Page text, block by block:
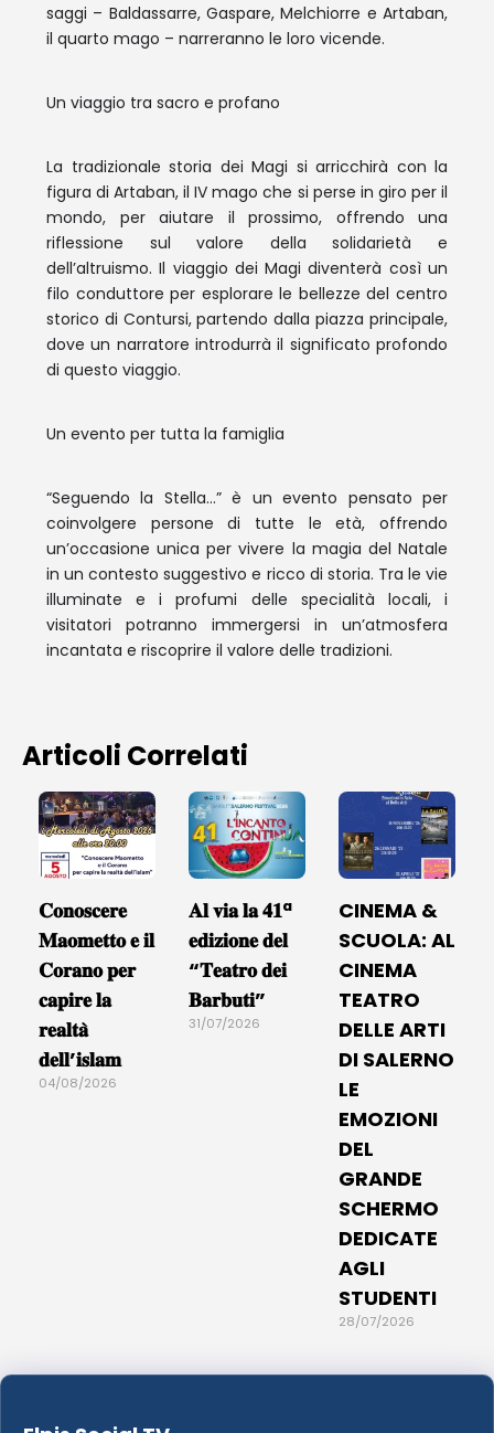
saggi – Baldassarre, Gaspare, Melchiorre e Artaban,
il quarto mago – narreranno le loro vicende.
Un viaggio tra sacro e profano
La tradizionale storia dei Magi si arricchirà con la
figura di Artaban, il IV mago che si perse in giro per il
mondo, per aiutare il prossimo, offrendo una
riflessione sul valore della solidarietà e
dell’altruismo. Il viaggio dei Magi diventerà così un
filo conduttore per esplorare le bellezze del centro
storico di Contursi, partendo dalla piazza principale,
dove un narratore introdurrà il significato profondo
di questo viaggio.
Un evento per tutta la famiglia
“Seguendo la Stella…” è un evento pensato per
coinvolgere persone di tutte le età, offrendo
un’occasione unica per vivere la magia del Natale
in un contesto suggestivo e ricco di storia. Tra le vie
illuminate e i profumi delle specialità locali, i
visitatori potranno immergersi in un’atmosfera
incantata e riscoprire il valore delle tradizioni.
Articoli Correlati
𝐂𝐨𝐧𝐨𝐬𝐜𝐞𝐫𝐞
𝐌𝐚𝐨𝐦𝐞𝐭𝐭𝐨 𝐞 𝐢𝐥
𝐂𝐨𝐫𝐚𝐧𝐨 𝐩𝐞𝐫
𝐜𝐚𝐩𝐢𝐫𝐞 𝐥𝐚
𝐫𝐞𝐚𝐥𝐭𝐚̀
𝐝𝐞𝐥𝐥’𝐢𝐬𝐥𝐚𝐦
04/08/2026
𝐀𝐥 𝐯𝐢𝐚 𝐥𝐚 𝟒𝟏ª
𝐞𝐝𝐢𝐳𝐢𝐨𝐧𝐞 𝐝𝐞𝐥
“𝐓𝐞𝐚𝐭𝐫𝐨 𝐝𝐞𝐢
𝐁𝐚𝐫𝐛𝐮𝐭𝐢”
31/07/2026
CINEMA &
SCUOLA: AL
CINEMA
TEATRO
DELLE ARTI
DI SALERNO
LE
EMOZIONI
DEL
GRANDE
SCHERMO
DEDICATE
AGLI
STUDENTI
28/07/2026